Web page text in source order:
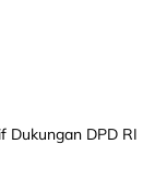
Dukungan DPD RI